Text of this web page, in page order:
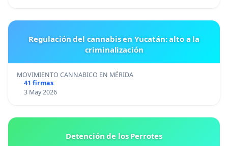
Regulación del cannabis en Yucatán: alto a la
criminalización
MOVIMIENTO CANNABICO EN MÉRIDA
41 firmas
3 May 2026
Detención de los Perrotes